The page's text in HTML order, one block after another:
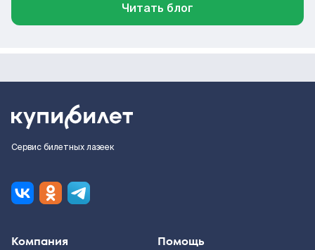
Читать блог
Сервис билетных лазеек
Компания Помощь